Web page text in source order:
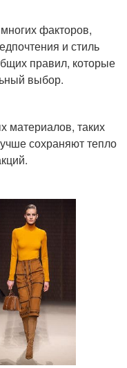
факторов,
и стиль
правил, которые
выбор.
материалов, таких
сохраняют тепло